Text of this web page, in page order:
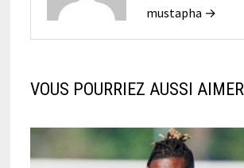
mustapha →
VOUS POURRIEZ AUSSI AIMER